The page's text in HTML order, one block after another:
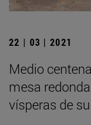
22 | 03 | 2021
Medio
mesa
vísperas de